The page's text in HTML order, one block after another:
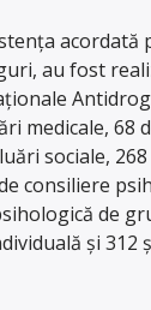
acordată
au fost
medicale, 68
sociale,
consiliere
de
şi 312